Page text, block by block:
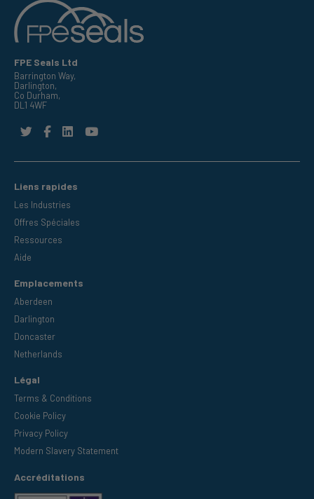
FPE Seals Ltd
Barrington Way,
Darlington,
Co Durham,
DL1 4WF
Liens rapides
Les Industries
Offres Spéciales
Ressources
Aide
Emplacements
Aberdeen
Darlington
Doncaster
Netherlands
Légal
Terms & Conditions
Cookie Policy
Privacy Policy
Modern Slavery Statement
Accréditations